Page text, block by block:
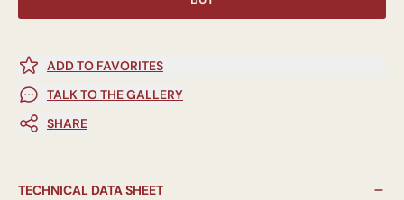
ADD TO FAVORITES
TALK TO THE GALLERY
SHARE
TECHNICAL DATA SHEET